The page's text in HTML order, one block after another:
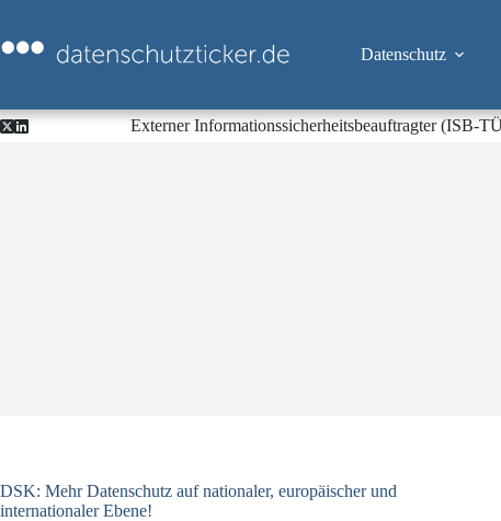
springen
Datenschutz
Externer Informationssicherheitsbeauftragter (ISB-
DSK: Mehr Datenschutz auf nationaler, europäischer und
internationaler Ebene!